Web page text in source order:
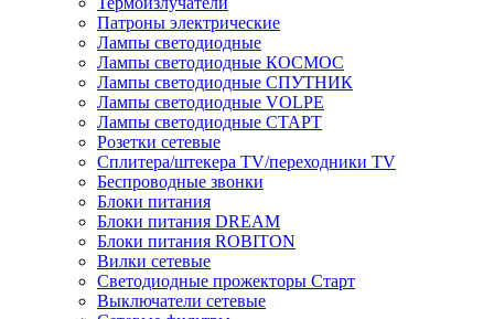
Патроны электрические
Лампы светодиодные
Лампы светодиодные КОСМОС
Лампы светодиодные СПУТНИК
Лампы светодиодные VOLPE
Лампы светодиодные СТАРТ
Розетки сетевые
Cплитера/штекера TV/переходники TV
Беспроводные звонки
Блоки питания
Блоки питания DREAM
Блоки питания ROBITON
Вилки сетевые
Светодиодные прожекторы Старт
Выключатели сетевые